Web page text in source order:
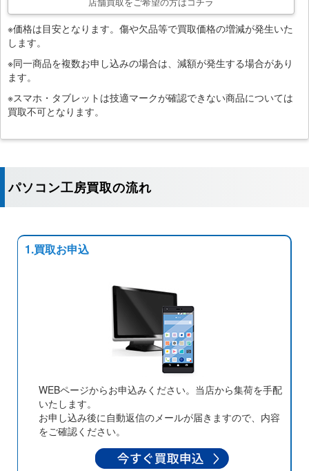
※価格は目安となります。傷や欠品等で買取価格の増減が発生いた
します。
※同一商品を複数お申し込みの場合は、減額が発生する場合があり
ます。
※スマホ・タブレットは技適マークが確認できない商品については
買取不可となります。
パソコン工房買取の流れ
1.買取お申込
WEBページからお申込みください。当店から集荷を手配
いたします。
お申し込み後に自動返信のメールが届きますので、内容
をご確認ください。